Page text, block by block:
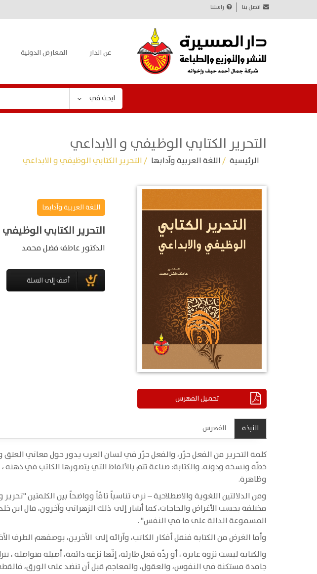
اتصل بنا راسلنا
عن الدار المعارض الدولية
ابحث في
التحرير الكتابي الوظيفي و الابداعي
الرئيسية /اللغة العربية وآدابها / التحرير الكتابي الوظيفي و الابداعي
تحميل الفهرس
اللغة العربية وآدابها
التحرير الكتابي
الدكتور عاطف فضل محمد
النبذة الفهرس
كلمة التحرير من الفعل حرّر، والفعل حرّر في لسان العرب يدور حول معاني العتق
خطّه ونسخه ودونه. والكتابة: صناعة تتم بالألفاظ التي يتصورها الكاتب في
وظاهرة.
ومن الدلالتين اللغوية والاصطلاحية – نرى تناسباً تامّاً وواضحاً بين الكلمتين
مختلفة بحسب الأغراض والحاجات، كما أشار إلى ذلك الزهراني وآخرون، قال ابن
المسموعة الدالة على ما في النفس" .
وأما الغرض من الكتابة فنقل أفكار الكاتب، وآرائه إلى الآخرين، بوصفهم الطرف
والكتابة ليست نزوة عابرة ، أو ردّة فعل طارئة، إنّها نزعة دائمة، أصيلة متواصلة ،
جامدة مستكنة في النفوس، والعقول، والمعاجم قبل أن تنضد على الورق،